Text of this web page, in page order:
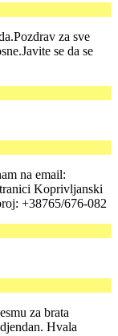
za sve
se da se
na email:
Koprivljanski
+38765/676-082
za brata
Hvala